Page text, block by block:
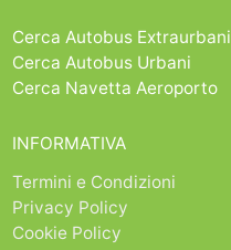
Cerca Autobus Extraurbani
Cerca Autobus Urbani
Cerca Navetta Aeroporto
INFORMATIVA
Termini e Condizioni
Privacy Policy
Cookie Policy